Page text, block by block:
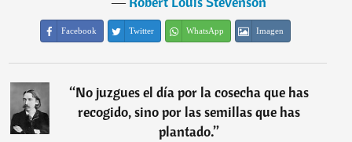
Facebook Twitter WhatsApp Imagen
“No juzgues el día por la cosecha que has
recogido, sino por las semillas que has
plantado.”